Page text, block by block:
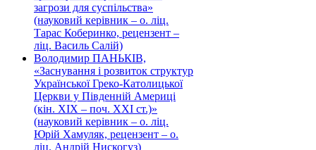
загрози для суспільства»
(науковий керівник – о. ліц.
Тарас Коберинко, рецензент –
ліц. Василь Салій)
Володимир ПАНЬКІВ,
«Заснування і розвиток структур
Української Греко-Католицької
Церкви у Південній Америці
(кін. ХІХ – поч. ХХІ ст.)»
(науковий керівник – о. ліц.
Юрій Хамуляк, рецензент – о.
ліц. Андрій Нискогуз)